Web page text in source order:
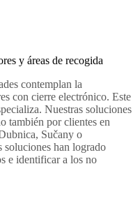
y áreas de recogida
contemplan la
con cierre electrónico. Este
Nuestras soluciones
también por clientes en
Sučany o
soluciones han logrado
e identificar a los no